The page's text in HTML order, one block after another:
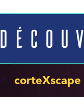
corteXscape